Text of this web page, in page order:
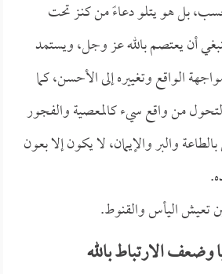
بل هو يتلو دعاءً من كنـز تحت
أن يعتصم بالله عز وجل، ويستمد
الواقع وتغييره إلى الأحسن، كما
من واقع سيء كالمعصية والفجور
والبر والإيمان، لا يكون إلا بعون
تعيش اليأس والقنوط.
وضعف الارتباط بالله